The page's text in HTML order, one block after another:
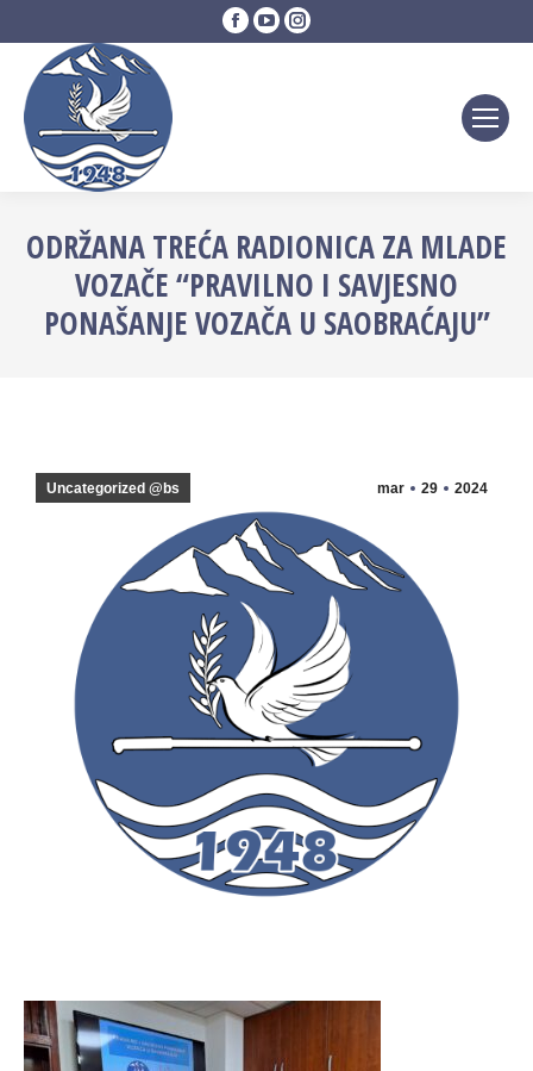
Facebook
page
YouTube
page
Instagram
page
ODRŽANA TREĆA RADIONICA ZA MLADE
VOZAČE “PRAVILNO I SAVJESNO
PONAŠANJE VOZAČA U SAOBRAĆAJU”
mar 29 2024
Uncategorized @bs